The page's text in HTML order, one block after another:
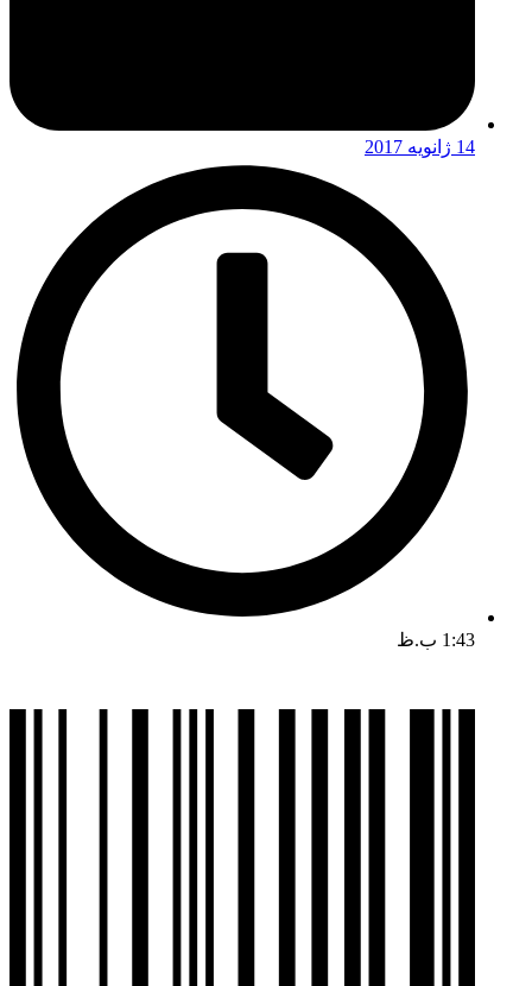
14 ژانویه 2017
1:43 ب.ظ